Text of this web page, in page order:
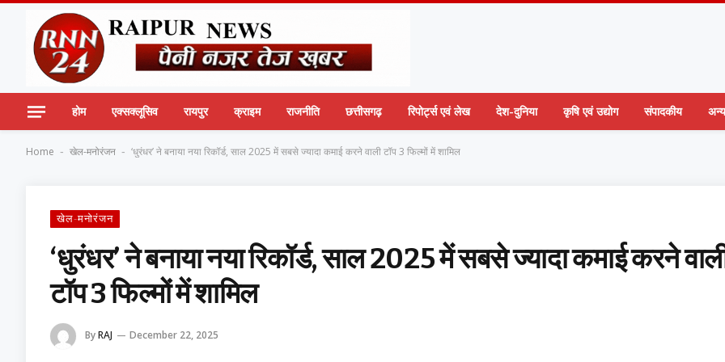
होम एक्सक्लूसिव रायपुर क्राइम राजनीति छत्तीसगढ़ रिपोर्ट्स एवं लेख देश-दुनिया कृषि एवं उद्योग संपादकीय अन्य
Home - खेल-मनोरंजन - ‘धुरंधर’ ने बनाया नया रिकॉर्ड, साल 2025 में सबसे ज्यादा कमाई करने वाली टॉप 3 फिल्मों में शामिल
खेल-मनोरंजन
‘धुरंधर’ ने बनाया नया रिकॉर्ड, साल 2025 में सबसे ज्यादा कमाई करने
टॉप 3 फिल्मों में शामिल
ByRAJ December 22, 2025